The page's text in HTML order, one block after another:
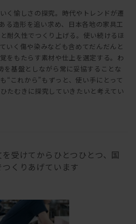
く愉しさの探究。時代やトレンドが遷
る造形を追い求め、日本各地の家具工
耐久性でつくり上げる。使い続けるほ
いく傷や染みなども含めてだんだんと
をもたらす素材や仕上を選定する。わ
を基盤としながら常に妥協することな
“これから”もずっと、使い手にとって
たむきに探究していきたいと考えてい
受けてからひとつひとつ、国
くりあげています